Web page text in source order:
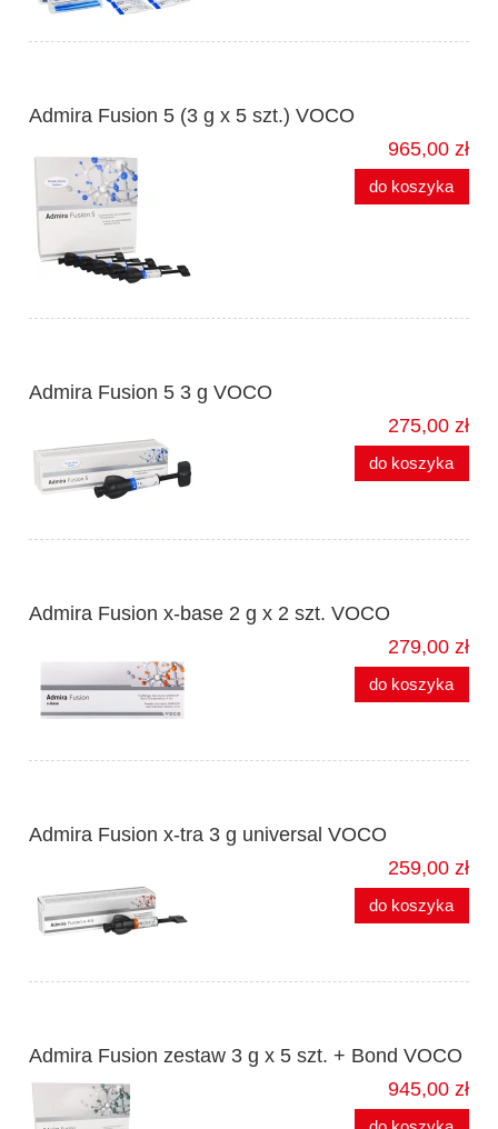
Admira Fusion 5 (3 g x 5 szt.) VOCO
965,00 zł
do koszyka
Admira Fusion 5 3 g VOCO
275,00 zł
do koszyka
Admira Fusion x-base 2 g x 2 szt. VOCO
279,00 zł
do koszyka
Admira Fusion x-tra 3 g universal VOCO
259,00 zł
do koszyka
Admira Fusion zestaw 3 g x 5 szt. + Bond VOCO
945,00 zł